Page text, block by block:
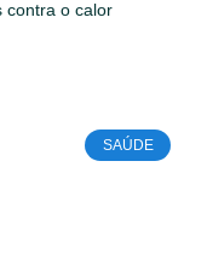
contra o calor
SAÚDE